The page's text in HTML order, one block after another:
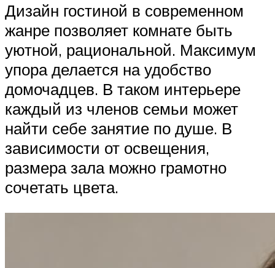
Дизайн гостиной в современном
жанре позволяет комнате быть
уютной, рациональной. Максимум
упора делается на удобство
домочадцев. В таком интерьере
каждый из членов семьи может
найти себе занятие по душе. В
зависимости от освещения,
размера зала можно грамотно
сочетать цвета.